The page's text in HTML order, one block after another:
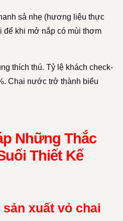
sả nhẹ (hương liệu thực
để khi mở nắp có mùi thơm
thích thú. Tỷ lệ khách check-
Chai nước trở thành biểu
Những Thắc
Thiết Kế
xuất vỏ chai